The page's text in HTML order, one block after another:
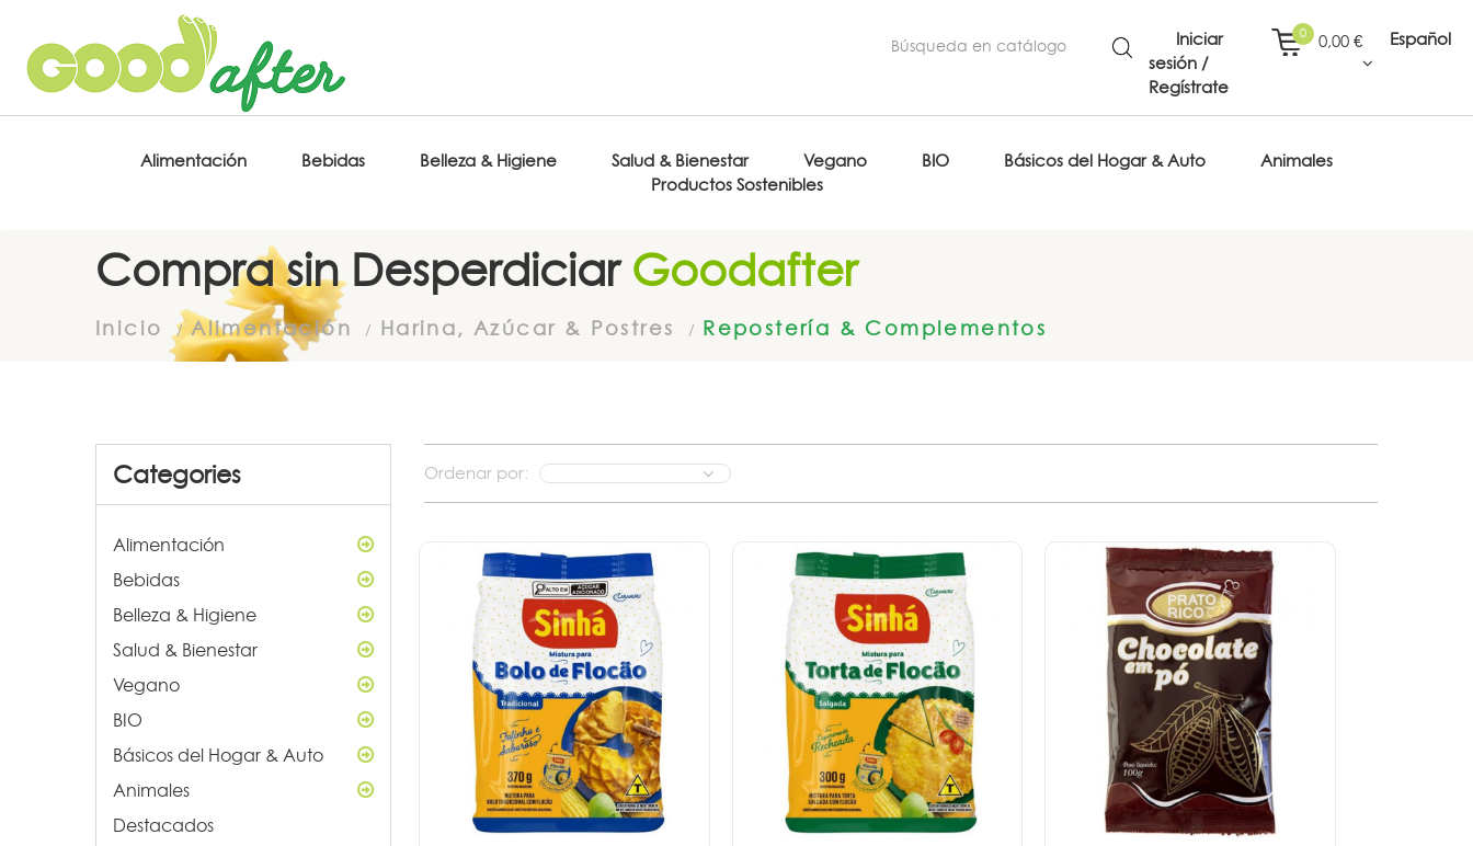
Iniciar
sesión /
Regístrate
0,00 €
0 Español
Alimentación Bebidas Belleza & Higiene Salud & Bienestar Vegano BIO Básicos del Hogar & Auto
Animales
Productos Sostenibles
Compra sin DesperdiciarGoodafter
Inicio Alimentación Harina, Azúcar & Postres Repostería & Complementos
Categories
Alimentación
Bebidas
Belleza & Higiene
Salud & Bienestar
Vegano
BIO
Básicos del Hogar & Auto
Animales
Destacados
Ordenar por: